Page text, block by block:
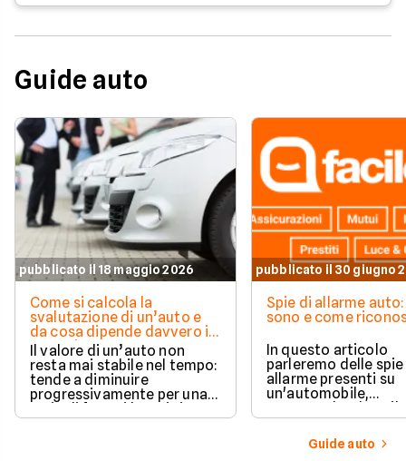
Guide auto
pubblicato il 18 maggio 2026
Come si calcola la
svalutazione di un’auto e
da cosa dipende davvero il
suo valore
Il valore di un’auto non
resta mai stabile nel tempo:
tende a diminuire
progressivamente per una
serie di fattori legati sia
all’utilizzo quotidiano sia
pubblicato il 30 giugno
Spie di allarme
sono e come
In questo articolo
parleremo delle
allarme presenti su
un'automobile,
comprendendone il
significato una per
questo modo sarà
sapere quale
Guide auto